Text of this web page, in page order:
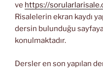
ve https://
Risalelerin ekran kaydı
dersin bulunduğu
konulmaktadır.
Dersler en son yapılan